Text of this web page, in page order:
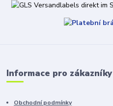
Informace pro zákazníky
Obchodní podmínky